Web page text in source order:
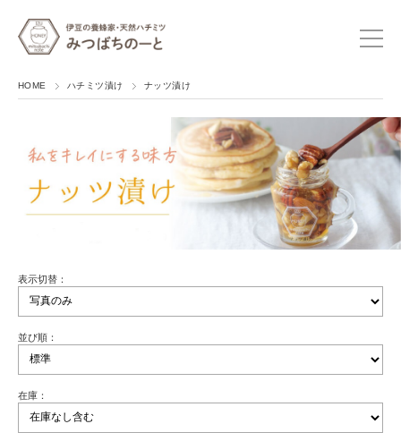
HOME ハチミツ漬け ナッツ漬け
表示切替：
並び順：
在庫：